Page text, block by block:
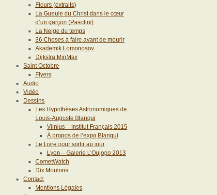
Fleurs (extraits)
La Gueule du Christ dans le cœur
d’un garçon (Pasolini)
La Neige du temps
36 Choses à faire avant de mourir
Akademik Lomonosov
Dijkstra MinMax
Saint Octobre
Flyers
Audio
Vidéo
Dessins
Les Hypothèses Astronomiques de
Louis-Auguste Blanqui
Vilnius – Institut Français 2015
À propos de l’expo Blanqui
Le Livre pour sortir au jour
Lyon – Galerie L’Oujopo 2013
CometWatch
Dix Moutons
Contact
Mentions Légales